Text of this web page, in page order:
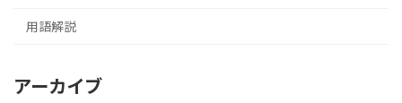
用語解説
アーカイブ